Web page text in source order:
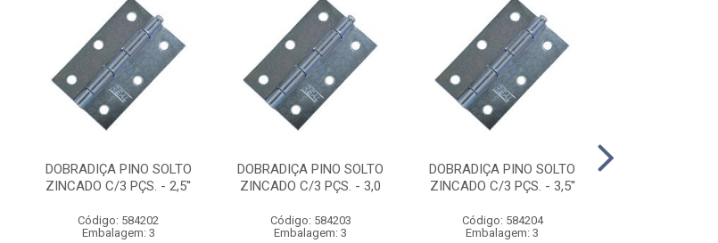
DOBRADIÇA PINO SOLTO
ZINCADO C/3 PÇS. - 2,5''
Código: 584202
Embalagem: 3
DOBRADIÇA PINO SOLTO
ZINCADO C/3 PÇS. - 3,0
Código: 584203
Embalagem: 3
DOBRADIÇA PINO SOLTO
ZINCADO C/3 PÇS. - 3,5''
Código: 584204
Embalagem: 3